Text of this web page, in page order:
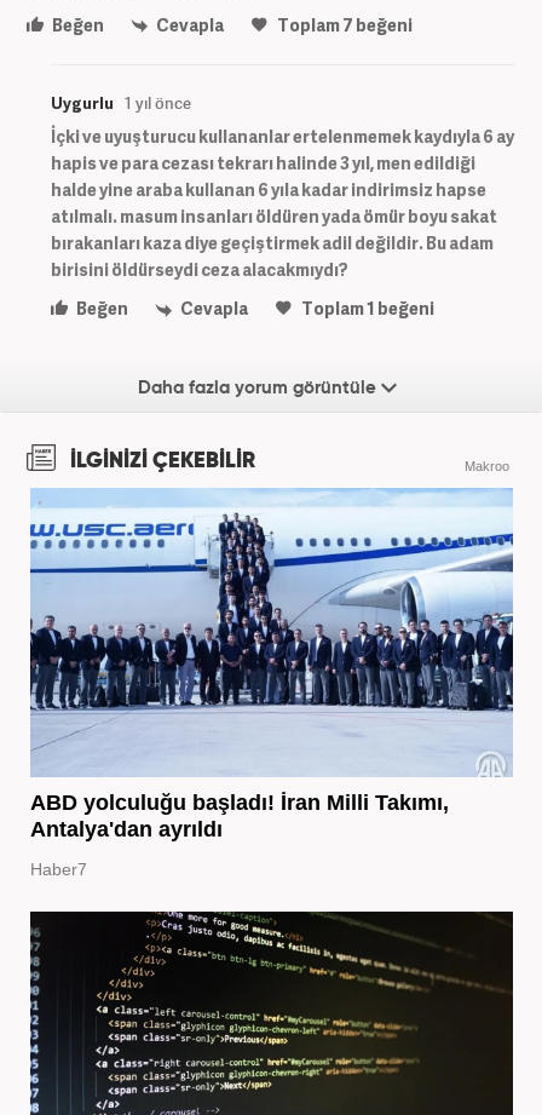
Beğen
Cevapla Toplam7 beğeni
Uygurlu 1 yıl önce
İçki ve uyuşturucu kullananlar ertelenmemek kaydıyla 6 ay
hapis ve para cezası tekrarı halinde 3 yıl, men edildiği
halde yine araba kullanan 6 yıla kadar indirimsiz hapse
atılmalı. masum insanları öldüren yada ömür boyu sakat
bırakanları kaza diye geçiştirmek adil değildir. Bu adam
birisini öldürseydi ceza alacakmıydı?
Beğen
Cevapla Toplam1 beğeni
Daha fazla yorum görüntüle
İLGİNİZİ ÇEKEBİLİR Makroo
ABD yolculuğu başladı! İran Milli Takımı,
Antalya'dan ayrıldı
Haber7